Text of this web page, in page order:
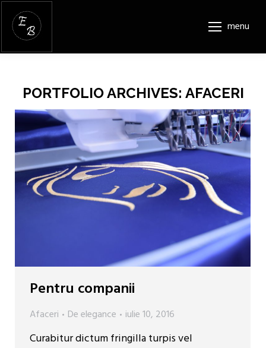
menu
PORTFOLIO ARCHIVES: AFACERI
Pentru companii
Afaceri Deelegance iulie 10, 2016
Curabitur dictum fringilla turpis vel